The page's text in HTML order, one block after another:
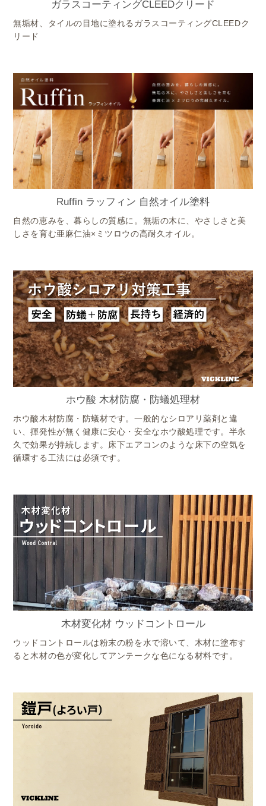
ガラスコーティングCLEEDクリード
無垢材、タイルの目地に塗れるガラスコーティングCLEEDク
リード
Ruffin ラッフィン 自然オイル塗料
自然の恵みを、暮らしの質感に。無垢の木に、やさしさと美
しさを育む亜麻仁油×ミツロウの高耐久オイル。
ホウ酸 木材防腐・防蟻処理材
ホウ酸木材防腐・防蟻材です。一般的なシロアリ薬剤と違
い、揮発性が無く健康に安心・安全なホウ酸処理です。半永
久で効果が持続します。床下エアコンのような床下の空気を
循環する工法には必須です。
木材変化材 ウッドコントロール
ウッドコントロールは粉末の粉を水で溶いて、木材に塗布す
ると木材の色が変化してアンテークな色になる材料です。